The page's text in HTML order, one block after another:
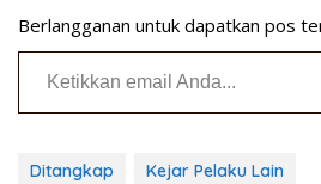
Berlangganan untuk dapatkan pos
Ketikkan email Anda...
Ditangkap Kejar Pelaku Lain